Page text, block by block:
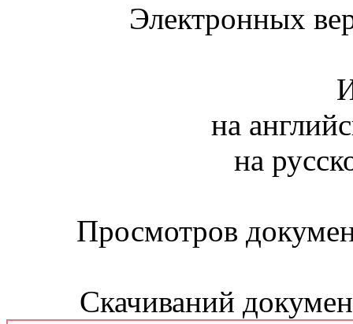
Электронных
на
на
Просмотров
Скачиваний